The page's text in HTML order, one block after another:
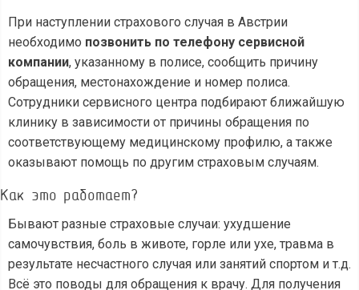
При наступлении страхового случая в Австрии
необходимо позвонить по телефону сервисной
компании, указанному в полисе, сообщить причину
обращения, местонахождение и номер полиса.
Сотрудники сервисного центра подбирают ближайшую
клинику в зависимости от причины обращения по
соответствующему медицинскому профилю, а также
оказывают помощь по другим страховым случаям.
Как это работает?
Бывают разные страховые случаи: ухудшение
самочувствия, боль в животе, горле или ухе, травма в
результате несчастного случая или занятий спортом и т.д.
Всё это поводы для обращения к врачу. Для получения